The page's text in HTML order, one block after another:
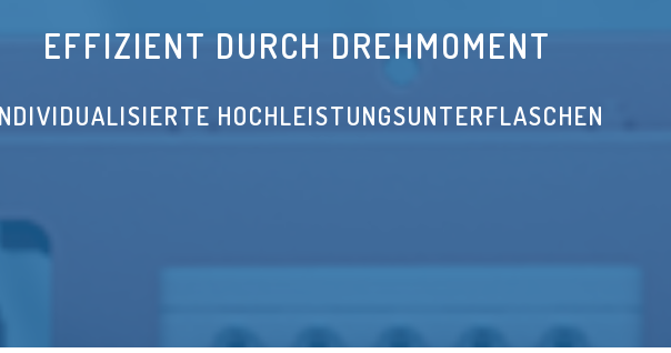
EFFIZIENT DURCH DREHMOMENT
HOCHLEISTUNGSUNTERFLASCHEN